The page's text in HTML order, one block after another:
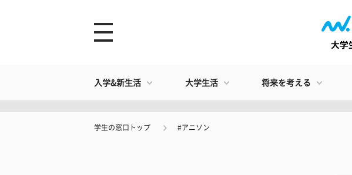
入学&新生活 大学生活 将来を考える
学生の窓口トップ #アニソン